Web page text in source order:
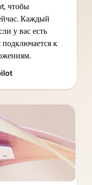
чтобы
Каждый
у вас есть
к